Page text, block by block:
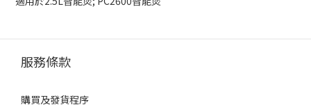
服務條款
購買及發貨程序